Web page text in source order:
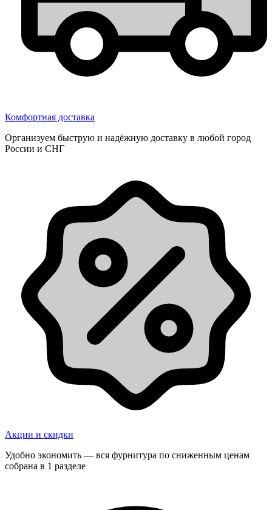
Комфортная доставка
Организуем быструю и надёжную доставку в любой город
России и СНГ
Акции и скидки
Удобно экономить — вся фурнитура по сниженным ценам
собрана в 1 разделе